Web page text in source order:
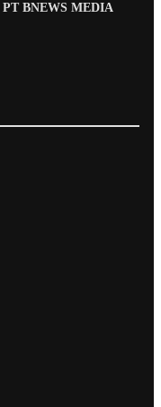
PT BNEWS MEDIA